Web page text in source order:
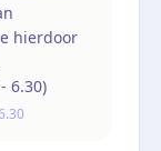
hierdoor
6.30)